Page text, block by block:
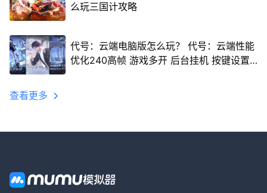
么玩三国计攻略
代号：云端电脑版怎么玩？ 代号：云端性能
优化240高帧 游戏多开 后台挂机 按键设置
查看更多